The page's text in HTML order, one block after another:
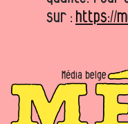
sur : https://